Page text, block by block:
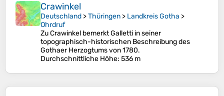
Crawinkel
Deutschland >Thüringen > Landkreis Gotha >
Ohrdruf
Zu Crawinkel bemerkt Galletti in seiner
topographisch-historischen Beschreibung des
Gothaer Herzogtums von 1780.
Durchschnittliche Höhe: 536 m